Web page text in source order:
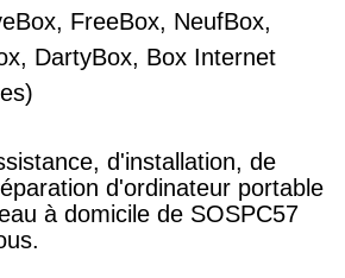
FreeBox, NeufBox,
DartyBox, Box Internet
d'installation, de
d'ordinateur portable
à domicile de SOSPC57